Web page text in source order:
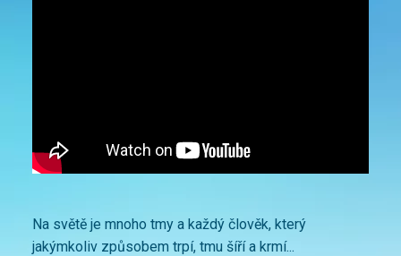
Na světě je mnoho tmy a každý člověk, který
jakýmkoliv způsobem trpí, tmu šíří a krmí...